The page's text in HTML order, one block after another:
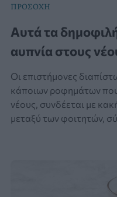
ΠΡΟΣΟΧΗ
Αυτά τα
αυπνία στους
Οι επιστήμονες
κάποιων ροφημάτων
νέους, συνδέεται με
μεταξύ των φοιτητών,